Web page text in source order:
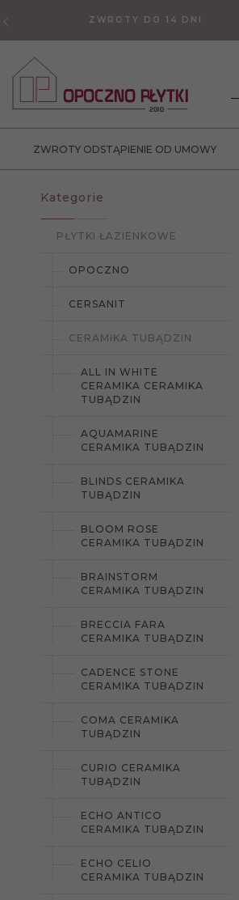
ZWROTY DO 14 DNI
ZWROTY ODSTĄPIENIE OD UMOWY
Kategorie
PŁYTKI ŁAZIENKOWE
OPOCZNO
CERSANIT
CERAMIKA TUBĄDZIN
ALL IN WHITE
CERAMIKA CERAMIKA
TUBĄDZIN
AQUAMARINE
CERAMIKA TUBĄDZIN
BLINDS CERAMIKA
TUBĄDZIN
BLOOM ROSE
CERAMIKA TUBĄDZIN
BRAINSTORM
CERAMIKA TUBĄDZIN
BRECCIA FARA
CERAMIKA TUBĄDZIN
CADENCE STONE
CERAMIKA TUBĄDZIN
COMA CERAMIKA
TUBĄDZIN
CURIO CERAMIKA
TUBĄDZIN
ECHO ANTICO
CERAMIKA TUBĄDZIN
ECHO CELIO
CERAMIKA TUBĄDZIN